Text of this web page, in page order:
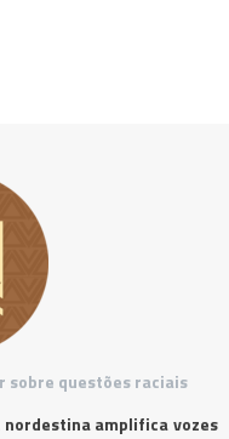
sobre questões raciais
amplifica vozes